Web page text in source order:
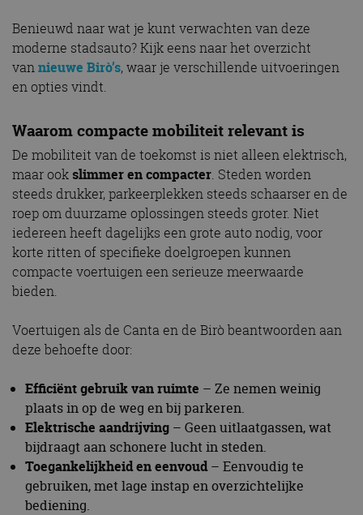
Benieuwd naar wat je kunt verwachten van deze
moderne stadsauto? Kijk eens naar het overzicht
vannieuwe Birò’s, waar je verschillende uitvoeringen
en opties vindt.
Waarom compacte mobiliteit relevant is
De mobiliteit van de toekomst is niet alleen elektrisch,
maar ook slimmer en compacter. Steden worden
steeds drukker, parkeerplekken steeds schaarser en de
roep om duurzame oplossingen steeds groter. Niet
iedereen heeft dagelijks een grote auto nodig, voor
korte ritten of specifieke doelgroepen kunnen
compacte voertuigen een serieuze meerwaarde
bieden.
Voertuigen als de Canta en de Birò beantwoorden aan
deze behoefte door:
Efficiënt gebruik van ruimte – Ze nemen weinig
plaats in op de weg en bij parkeren.
Elektrische aandrijving – Geen uitlaatgassen, wat
bijdraagt aan schonere lucht in steden.
Toegankelijkheid en eenvoud– Eenvoudig te
gebruiken, met lage instap en overzichtelijke
bediening.